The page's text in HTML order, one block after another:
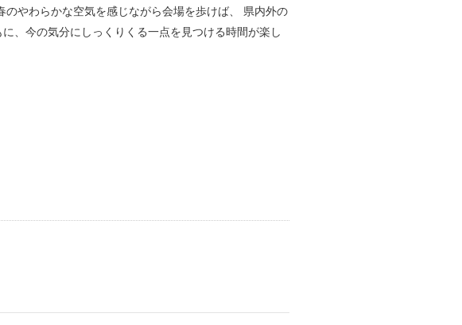
やわらかな空気を感じながら会場を歩けば、 県内外の
、今の気分にしっくりくる一点を見つける時間が楽し